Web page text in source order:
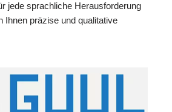
jede sprachliche Herausforderung
Ihnen präzise und qualitative